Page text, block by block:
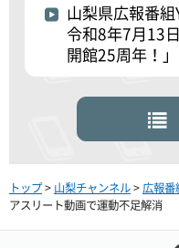
山梨県広報番組
令和8年7月13
開館25周年！」
トップ> 山梨チャンネル>広報番
アスリート動画で運動不足解消